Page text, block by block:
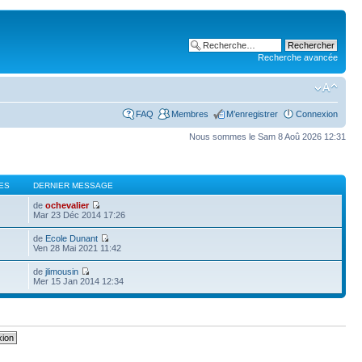
Recherche avancée
FAQ Membres M’enregistrer Connexion
Nous sommes le Sam 8 Aoû 2026 12:31
DERNIER MESSAGE
deochevalier
Mar 23 Déc 2014 17:26
de Ecole Dunant
Ven 28 Mai 2021 11:42
dejlimousin
Mer 15 Jan 2014 12:34